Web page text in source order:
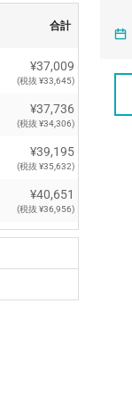
合計
¥37,009
(税抜 ¥33,645)
¥37,736
(税抜 ¥34,306)
¥39,195
(税抜 ¥35,632)
¥40,651
(税抜 ¥36,956)
¥42,116